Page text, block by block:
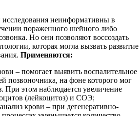
неинформативны в
пораженного шейного либо
Но они позволяют воссоздать
которая могла вызвать развитие
Применяются:
– помогает выявить воспалительное
позвоночника, на фоне которого мог
При этом наблюдается увеличение
(лейкоцитоз) и СОЭ;
крови – при дегенеративно-